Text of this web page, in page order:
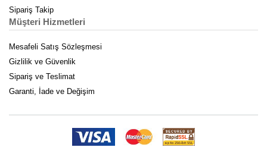
Sipariş Takip
Müşteri Hizmetleri
Mesafeli Satış Sözleşmesi
Gizlilik ve Güvenlik
Sipariş ve Teslimat
Garanti, İade ve Değişim